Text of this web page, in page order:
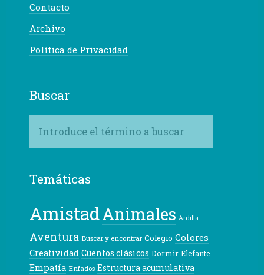
Contacto
Archivo
Política de Privacidad
Buscar
Temáticas
AmistadAnimales Ardilla
Aventura Buscar y encontrar Colegio Colores
Creatividad Cuentos clásicos Dormir Elefante
Empatía Enfados Estructura acumulativa